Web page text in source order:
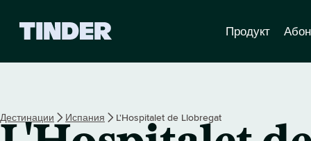
Н
а
Продукт
Дестинации Испания L'Hospitalet de Llobregat